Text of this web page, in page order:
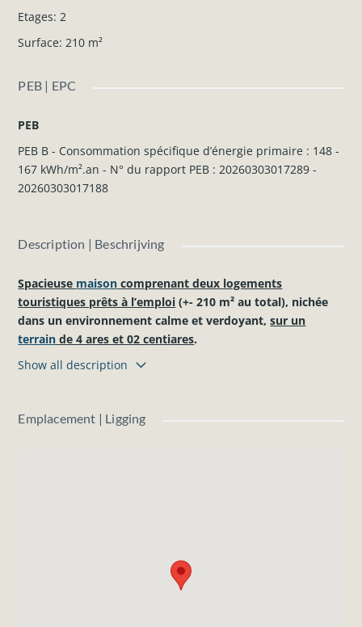
Etages: 2
Surface: 210 m²
PEB | EPC
PEB
PEB B - Consommation spécifique d’énergie primaire : 148 -
167 kWh/m².an - N° du rapport PEB : 20260303017289 -
20260303017188
Description | Beschrijving
Spacieuse maison comprenant deux logements
touristiques prêts à l’emploi (+- 210 m² au total), nichée
dans un environnement calme et verdoyant,sur un
terrain de 4 ares et 02 centiares.
Les logements sont entièrement meublés et équipés,
futurs hôtes.
Un fort potentiel touristique pour développer une activité
Hall d’entrée, séjour, cuisine full équipée, buanderie,
débarras, salle de douche et 2 WC.
Show all description
Emplacement | Ligging